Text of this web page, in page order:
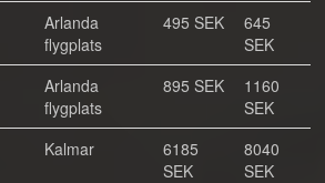
Arlanda
flygplats
495 SEK
645
SEK
Arlanda
flygplats
895 SEK
1160
SEK
Kalmar
6185
SEK
8040
SEK